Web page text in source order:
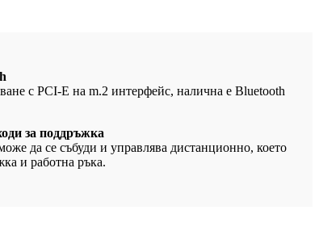
с PCI-E на m.2 интерфейс, налична е Bluetooth
за поддръжка
да се събуди и управлява дистанционно, което
и работна ръка.